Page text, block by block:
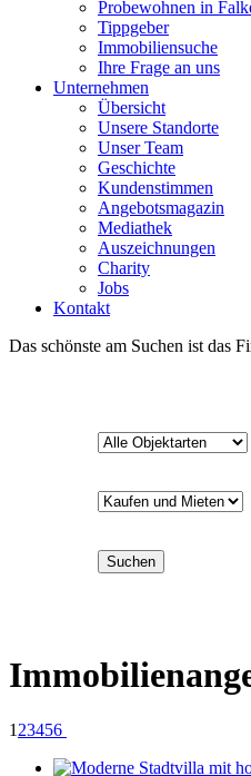
Probewohnen in
Tippgeber
Immobiliensuche
Ihre Frage an uns
Unternehmen
Übersicht
Unsere Standorte
Unser Team
Geschichte
Kundenstimmen
Angebotsmagazin
Mediathek
Auszeichnungen
Charity
Jobs
Kontakt
Das schönste am Suchen ist das
Suchen
1 23456